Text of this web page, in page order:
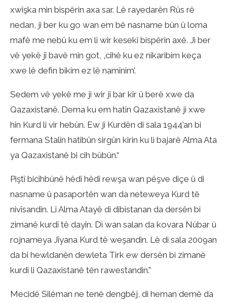
xwîşka min bispêrin axa sar. Lê rayedarên Rûs rê
nedan, ji ber ku go wan em bê nasname bûn û loma
mafê me nebû ku em li wir kesekî bispêrin axê. Ji ber
vê yekê jî bavê min got, ‚cihê ku ez nikaribim keça
xwe lê defin bikim ez lê namînim’.
Sedem vê yekê me ji wir jî bar kir û berê xwe da
Qazaxistanê. Dema ku em hatin Qazaxistanê ji xwe
hin Kurd li vir hebûn. Ew jî Kurdên di sala 1944’an bi
fermana Stalîn hatibûn sirgûn kirin ku li bajarê Alma Ata
ya Qazaxistanê bi cih bûbûn.“
Piştî bicîhbûnê hêdî hêdî rewşa wan pêşve diçe û di
nasname û pasaportên wan da neteweya Kurd tê
nivîsandin. Li Alma Atayê di dibistanan da dersên bi
zimanê kurdî tê dayîn. Di wan salan da kovara Nûbar û
rojnameya Jîyana Kurd tê weşandin. Lê di sala 2009an
da bi hewldanên dewleta Tirk ew dersên bi zimanê
kurdî li Qazaxîstanê tên rawestandin.”
Mecîdê Silêman ne tenê dengbêj, di heman demê da